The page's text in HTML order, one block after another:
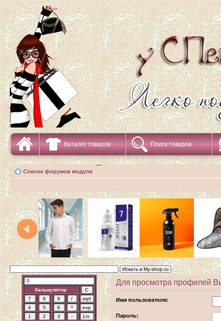
Каталог товаров Поиск товаров
Список форумов модуля
Калькулятор
Для просмотра профилей
Имя пользователя:
Пароль: